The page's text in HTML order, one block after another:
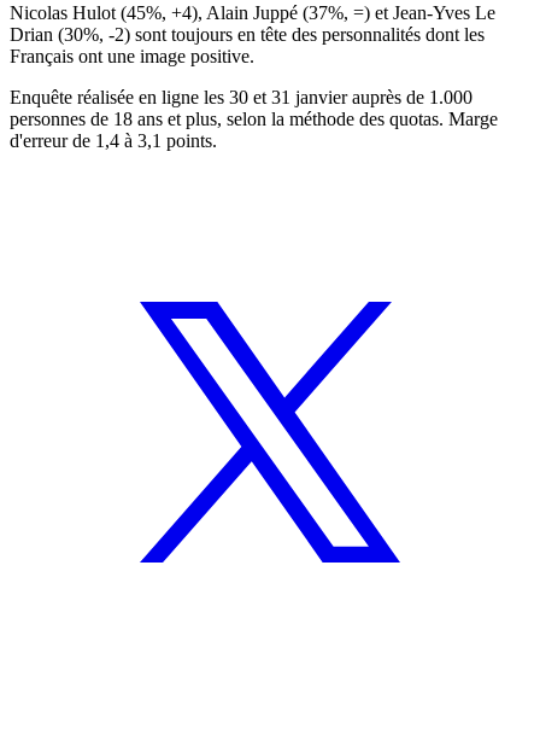
Nicolas Hulot (45%, +4), Alain Juppé (37%, =) et Jean-Yves Le
Drian (30%, -2) sont toujours en tête des personnalités dont les
Français ont une image positive.
Enquête réalisée en ligne les 30 et 31 janvier auprès de 1.000
personnes de 18 ans et plus, selon la méthode des quotas. Marge
d'erreur de 1,4 à 3,1 points.